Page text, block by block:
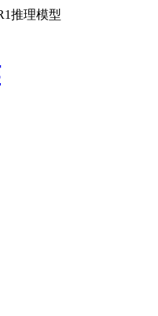
推理模型